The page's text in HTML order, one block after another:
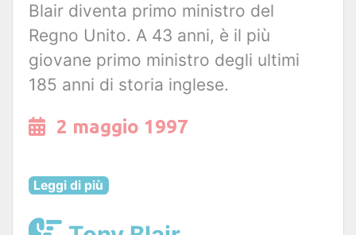
Blair diventa primo ministro del
Regno Unito. A 43 anni, è il più
giovane primo ministro degli ultimi
185 anni di storia inglese.
2 maggio 1997
Leggi di più